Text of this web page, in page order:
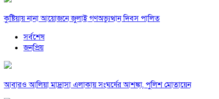
কুষ্টিয়ায় নানা আয়োজনে জুলাই গণঅভ্যুত্থান দিবস পালিত
সর্বশেষ
জনপ্রিয়
আবারও আলিয়া মাদ্রাসা এলাকায় সংঘর্ষের আশঙ্কা, পুলিশ মোতায়েন